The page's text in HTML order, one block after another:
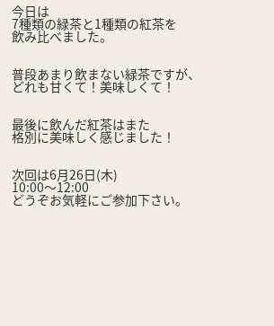
今日は
7種類の緑茶と1種類の紅茶を
飲み比べました。
普段あまり飲まない緑茶ですが、
どれも甘くて！美味しくて！
最後に飲んだ紅茶はまた
格別に美味しく感じました！
次回は6月26日(木)
10:00〜12:00
どうぞお気軽にご参加下さい。